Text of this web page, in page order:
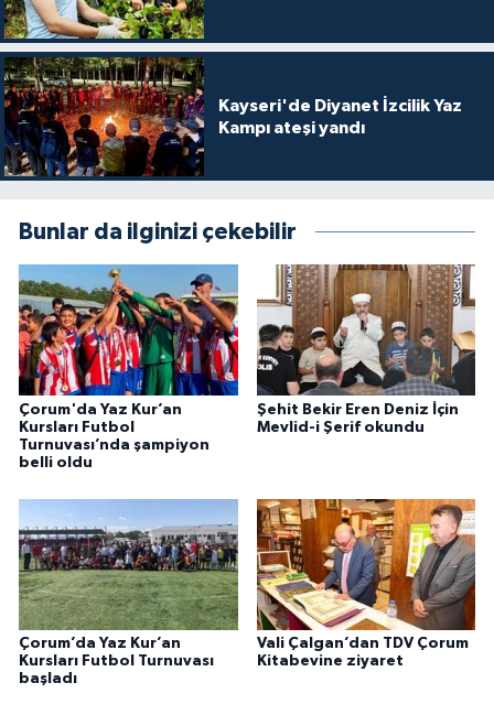
Kayseri'de Diyanet İzcilik Yaz
Kampı ateşi yandı
Bunlar da ilginizi çekebilir
Çorum'da Yaz Kur’an
Kursları Futbol
Turnuvası’nda şampiyon
belli oldu
Şehit Bekir Eren Deniz İçin
Mevlid-i Şerif okundu
Çorum’da Yaz Kur’an
Kursları Futbol Turnuvası
başladı
Vali Çalgan’dan TDV Çorum
Kitabevine ziyaret
Erzurum Müftülüğü
Eskişehir Müftülüğü
Gaziantep Müftülüğü
Giresun Müftülüğü
Gümüşhane Müftülüğü
Hakkari Müftülüğü
Hatay Müftülüğü
Iğdır Müftülüğü
Isparta Müftülüğü
İstanbul Müftülüğü
İzmir Müftülüğü
Kahramanmaraş Müftülüğü